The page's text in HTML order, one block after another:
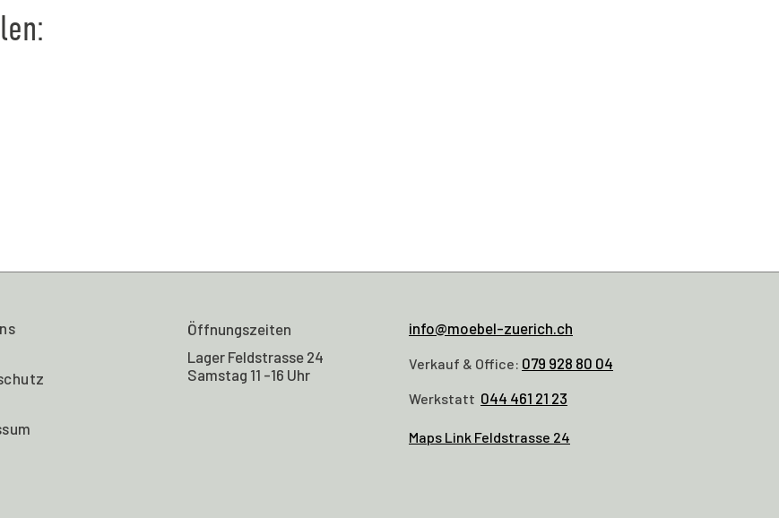
Öffnungszeiten
Lager Feldstrasse 24
Samstag 11 -16 Uhr
info@moebel-zuerich.ch
Verkauf & Office: 079 928 80 04
Werkstatt 044 461 21 23
Maps Link Feldstrasse 24